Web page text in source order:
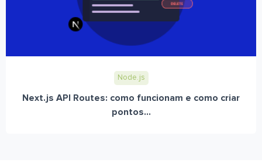
Node.js
Next.js API Routes: como funcionam e como criar
pontos...